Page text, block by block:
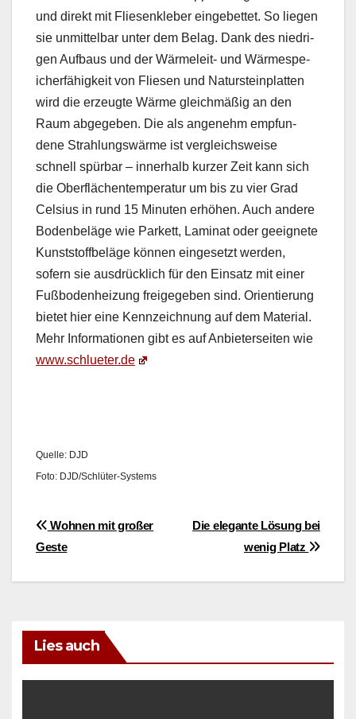
und direkt mit Fliesen­kle­ber einge­bet­tet. So liegen
sie unmit­tel­bar unter dem Belag. Dank des niedri­
gen Auf­baus und der Wärmeleit- und Wärme­spe­
icher­fähigkeit von Fliesen und Naturstein­plat­ten
wird die erzeugte Wärme gle­ich­mäßig an den
Raum abgegeben. Die als angenehm emp­fun­
dene Strahlungswärme ist ver­gle­ich­sweise
schnell spür­bar – inner­halb kurz­er Zeit kann sich
die Ober­flächen­tem­per­atur um bis zu vier Grad
Cel­sius in rund 15 Minuten erhöhen. Auch andere
Boden­beläge wie Par­kett, Lam­i­nat oder geeignete
Kun­st­stoff­beläge kön­nen einge­set­zt wer­den,
sofern sie aus­drück­lich für den Ein­satz mit ein­er
Fuß­bo­den­heizung freigegeben sind. Ori­en­tierung
bietet hier eine Kennze­ich­nung auf dem Mate­r­i­al.
Mehr Infor­ma­tio­nen gibt es auf Anbi­eter­seit­en wie
www.schlueter.de
Quelle: DJD
Foto: DJD/Schlüter-Sys­tems
Beitragsnavigation
Die elegante Lösung bei
wenig Platz
Wohnen mit großer
Geste
Lies auch